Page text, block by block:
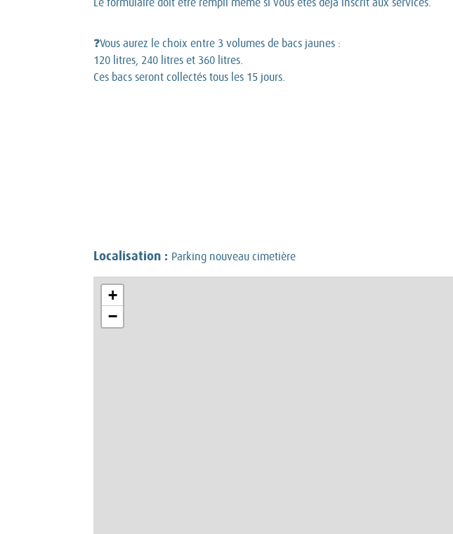
❓Vous aurez le choix entre 3 volumes de bacs jaunes :
120 litres, 240 litres et 360 litres.
Ces bacs seront collectés tous les 15 jours.
Localisation : Parking nouveau cimetière
+
−